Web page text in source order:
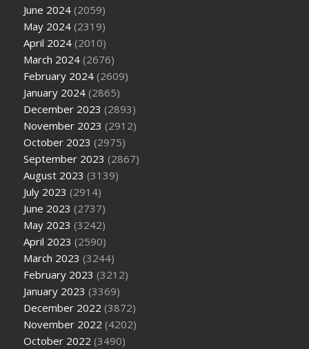
June 2024 (2059)
May 2024 (2319)
April 2024 (2010)
March 2024 (2676)
February 2024 (2609)
January 2024 (2865)
December 2023 (2893)
November 2023 (2912)
October 2023 (2975)
September 2023 (2867)
August 2023 (3139)
July 2023 (2914)
June 2023 (2737)
May 2023 (3242)
April 2023 (2590)
March 2023 (3244)
February 2023 (3212)
January 2023 (3369)
December 2022 (3872)
November 2022 (4202)
October 2022 (3490)